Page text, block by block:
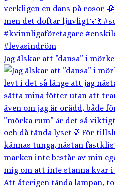
Jag älskar att ”dansa” i